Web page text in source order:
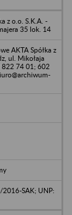
z o.o. S.K.A. -
35 lok. 14
AKTA Spółka z
ul. Mikołaja
822 74 01; 602
SAK; UNP: